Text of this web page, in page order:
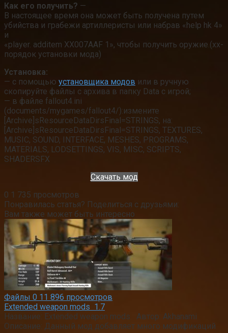
Как его получить? —
В настоящее время она может быть получена путем
убийства и грабежи артиллеристы или набрав «help hk 4»
и
«player. additem XX007AAF 1», чтобы получить оружие.(xx-
порядок установки мода)
Установка:
— с помощью установщика модов или в ручную
скопируйте файлы с архива в папку Data с игрой;
— в файле fallout4.ini
(documents/mygames/fallout4/):измените
[Archive]sResourceDataDirsFinal=STRINGS, на:
[Archive]sResourceDataDirsFinal=STRINGS, TEXTURES,
MUSIC, SOUND, INTERFACE, MESHES, PROGRAMS,
MATERIALS, LODSETTINGS, VIS, MISC, SCRIPTS,
SHADERSFX
Скачать мод
0 1 735 просмотров
Понравилась статья? Поделиться с друзьями:
Вам также может быть интересно
Файлы 0 11 896 просмотров
Extended weapon mods 1.7
Название: Extended weapon mods Автор: Akhanami
Описание: Данный мод добавляет много модификаций